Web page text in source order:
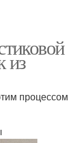
из
процессом